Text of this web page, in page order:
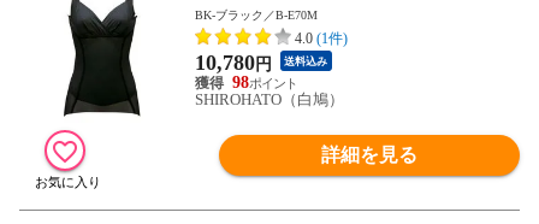
補正下着 ボディシェイパー
BK-ブラック／B-E70M
4.0 (1件)
10,780円 送料込み
98
SHIROHATO（白鳩）
詳細を見る